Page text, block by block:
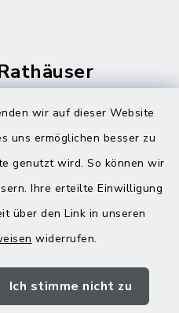
wir auf dieser Website
uns ermöglichen besser zu
genutzt wird. So können wir
Ihre erteilte Einwilligung
über den Link in unseren
widerrufen.
Ich stimme nicht zu